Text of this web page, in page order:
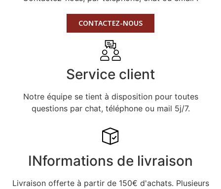
CONTACTEZ-NOUS
Service client
Notre équipe se tient à disposition pour toutes
questions par chat, téléphone ou mail 5j/7.
INformations de livraison
Livraison offerte à partir de 150€ d'achats. Plusieurs